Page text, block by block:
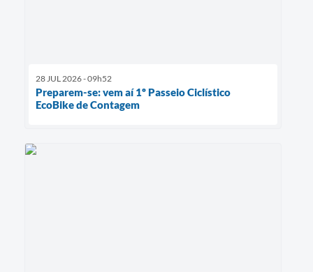
28 JUL 2026 - 09h52
Preparem-se: vem aí 1º Passeio Ciclístico
EcoBike de Contagem